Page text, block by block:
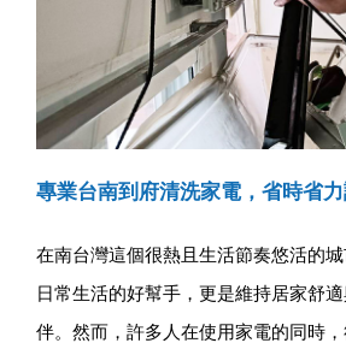
專業台南到府清洗家電，省時省
在南台灣這個很熱且生活節奏悠活的
日常生活的好幫手，更是維持居家舒
伴。然而，許多人在使用家電的同時